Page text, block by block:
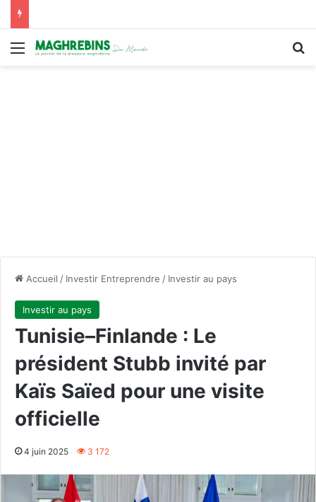
Menu
Accueil / Investir Entreprendre / Investir au pays
Investir au pays
Tunisie–Finlande : Le
président Stubb invité par
Kaïs Saïed pour une visite
officielle
4 juin 2025 3 172